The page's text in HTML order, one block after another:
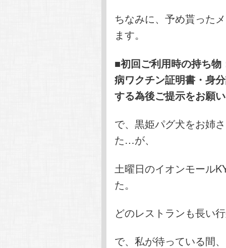
ちなみに、予め貰った
ます。
■初回ご利用時の持ち
病ワクチン証明書・身
する為後ご提示をお願
で、黒姫パグ犬をお姉
た…が、
土曜日のイオンモール
た。
どのレストランも長い
で、私が待っている間